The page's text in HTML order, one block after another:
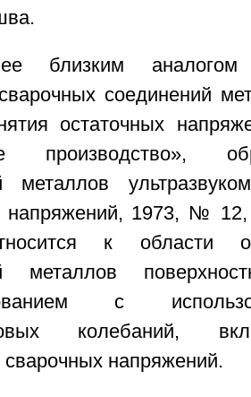
близким
соединений
остаточных
производство»,
металлов
напряжений, 1973, №
к области
металлов
с
колебаний,
сварочных напряжений.